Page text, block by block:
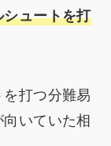
ュートを打
打つ分難易
いていた相